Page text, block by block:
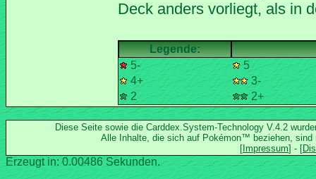
5-
5
4+
3-
2
2+
Diese Seite sowie die Carddex.System-Technology V.4.2
Alle Inhalte, die sich auf Pokémon™ beziehen, sind
Erzeugt in: 0.00486 Sekunden.